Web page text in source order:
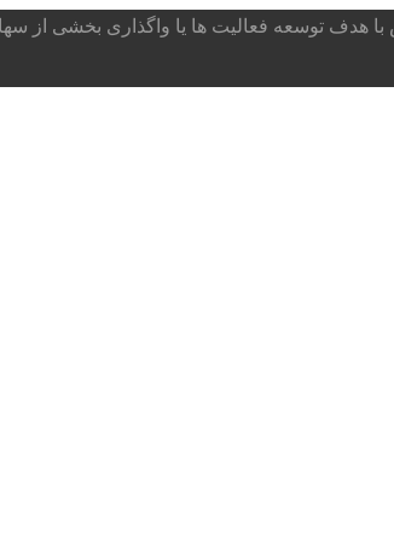
با هدف توسعه فعالیت ها یا واگذاری بخشی از سهام